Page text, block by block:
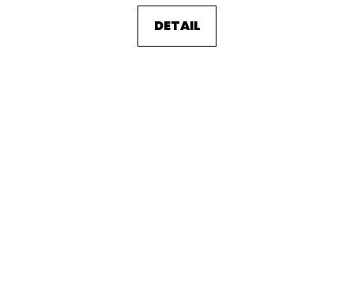
DETAIL